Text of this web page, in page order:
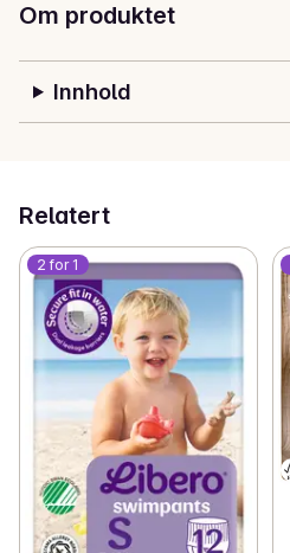
Om produktet
Innhold
Relatert
2 for 1